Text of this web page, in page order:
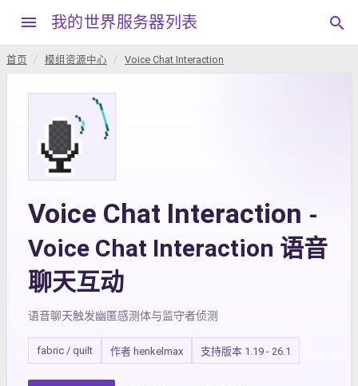
menu 我的世界服务器列表 search
首页 模组资源中心 Voice Chat Interaction
Voice Chat Interaction -
Voice Chat Interaction 语音
聊天互动
语音聊天触发幽匿感测体与监守者侦测
fabric / quilt 作者 henkelmax 支持版本 1.19 - 26.1